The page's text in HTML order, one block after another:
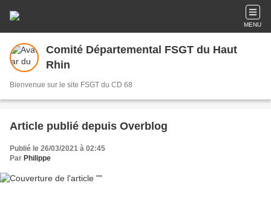
MENU
Comité Départemental FSGT du Haut
Rhin
Bienvenue sur le site FSGT du CD 68
Article publié depuis Overblog
Publié le 26/03/2021 à 02:45
Par Philippe